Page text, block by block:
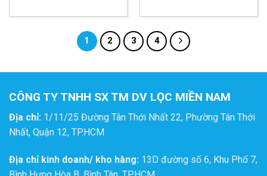
SẠCH 5MM
SẠCH, LỌC BỤI CHO
MÁY, PHÒNG SẢN XUẤT
1
2 3 4
CÔNG TY TNHH SX TM DV LỌC MIỀN NAM
Địa chỉ: 1/11/25 Đường Tân Thới Nhất 22, Phường Tân Thới
Nhất, Quận 12, TP.HCM
Địa chỉ kinh doanh/ kho hàng: 13D đường số 6, Khu Phố 7,